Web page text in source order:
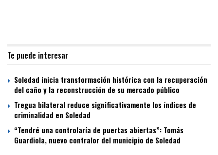
Te puede interesar
Soledad inicia transformación histórica con la recuperación
del caño y la reconstrucción de su mercado público
Tregua bilateral reduce significativamente los índices de
criminalidad en Soledad
“Tendré una controlaría de puertas abiertas”: Tomás
Guardiola, nuevo contralor del municipio de Soledad